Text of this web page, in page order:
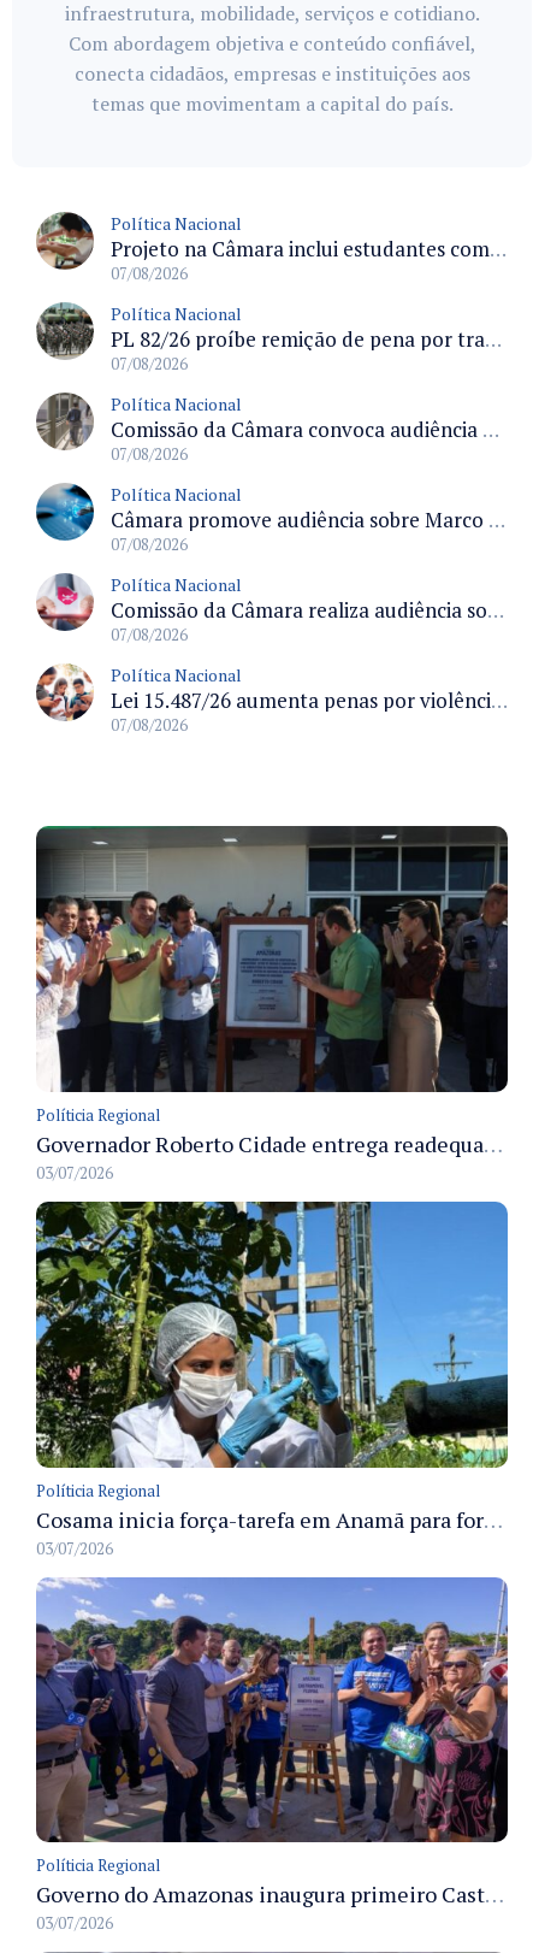
infraestrutura, mobilidade, serviços e cotidiano.
Com abordagem objetiva e conteúdo confiável,
conecta cidadãos, empresas e instituições aos
temas que movimentam a capital do país.
Política Nacional
Projeto na Câmara inclui estudantes com deficiência no regime escolar especial da LDB e estabelece critérios para frequência
07/08/2026
Política Nacional
PL 82/26 proíbe remição de pena por trabalho em funções militares para condenados por crimes contra o Estado Democrático de Direito
07/08/2026
Política Nacional
Comissão da Câmara convoca audiência para discutir misoginia nas escolas e universidades após divulgação de listas misóginas
07/08/2026
Política Nacional
Câmara promove audiência sobre Marco de Fomento à Economia Digital e impactos da inteligência artificial
07/08/2026
Política Nacional
Comissão da Câmara realiza audiência sobre apostas online para medir o tamanho do mercado ilegal
07/08/2026
Política Nacional
Lei 15.487/26 aumenta penas por violência sexual digital contra crianças e adolescentes e autoriza ronda virtual para investigação
07/08/2026
Políticia Regional
Governador Roberto Cidade entrega readequação do ambulatório da FCecon e amplia capacidade de atendimento oncológico em Manaus
03/07/2026
Políticia Regional
Cosama inicia força-tarefa em Anamã para fortalecer abastecimento de água e segurança hídrica da população
03/07/2026
Políticia Regional
Governo do Amazonas inaugura primeiro Castramóvel Fluvial para atendimento veterinário às comunidades ribeirinhas e castração gratuita
03/07/2026